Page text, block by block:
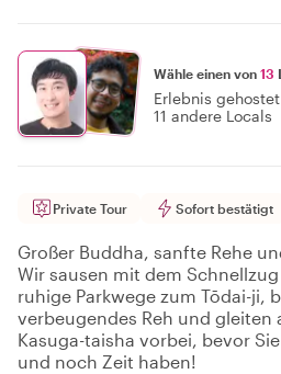
Wähle einen von 13
Erlebnis
11 andere Locals
Private Tour Sofort bestätigt
Großer Buddha, sanfte Rehe
Wir sausen mit dem
ruhige Parkwege zum Tōdai-ji,
verbeugendes Reh und gleiten
Kasuga-taisha vorbei, bevor
und noch Zeit haben!